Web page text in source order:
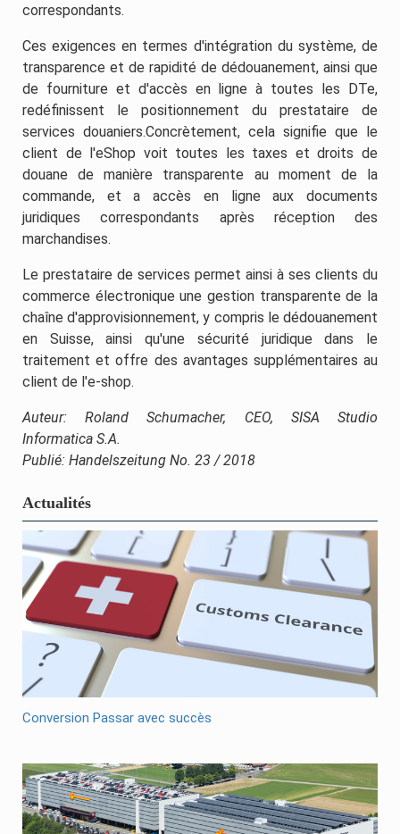
correspondants.
Ces exigences en termes d'intégration du système, de
transparence et de rapidité de dédouanement, ainsi que
de fourniture et d'accès en ligne à toutes les DTe,
redéfinissent le positionnement du prestataire de
services douaniers.Concrètement, cela signifie que le
client de l'eShop voit toutes les taxes et droits de
douane de manière transparente au moment de la
commande, et a accès en ligne aux documents
juridiques correspondants après réception des
marchandises.
Le prestataire de services permet ainsi à ses clients du
commerce électronique une gestion transparente de la
chaîne d'approvisionnement, y compris le dédouanement
en Suisse, ainsi qu'une sécurité juridique dans le
traitement et offre des avantages supplémentaires au
client de l'e-shop.
Auteur: Roland Schumacher, CEO, SISA Studio
Informatica S.A.
Publié: Handelszeitung No. 23 / 2018
Actualités
Conversion Passar avec succès